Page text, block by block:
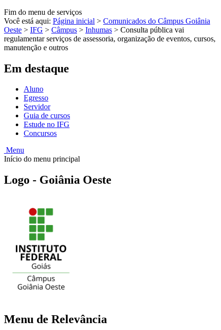
Fim do menu de serviços
Você está aqui: Página inicial > Comunicados do Câmpus Goiânia
Oeste > IFG > Câmpus > Inhumas > Consulta pública vai
regulamentar serviços de assessoria, organização de eventos, cursos,
manutenção e outros
Em destaque
Aluno
Egresso
Servidor
Guia de cursos
Estude no IFG
Concursos
Menu
Início do menu principal
Logo - Goiânia Oeste
Menu de Relevância